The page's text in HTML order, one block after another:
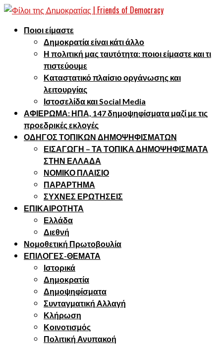
Ποιοι είμαστε
Δημοκρατία είναι κάτι άλλο
Η πολιτική μας ταυτότητα: ποιοι είμαστε και τι
πιστεύουμε
Καταστατικό πλαίσιο οργάνωσης και
λειτουργίας
Ιστοσελίδα και Social Media
ΑΦΙΕΡΩΜΑ: ΗΠΑ, 147 δημοψηφίσματα μαζί με τις
προεδρικές εκλογές
ΟΔΗΓΟΣ ΤΟΠΙΚΩΝ ΔΗΜΟΨΗΦΙΣΜΑΤΩΝ
ΕΙΣΑΓΩΓΗ – ΤΑ ΤΟΠΙΚΑ ΔΗΜΟΨΗΦΙΣΜΑΤΑ
ΣΤΗΝ ΕΛΛΑΔΑ
ΝΟΜΙΚΟ ΠΛΑΙΣΙΟ
ΠΑΡΑΡΤΗΜΑ
ΣΥΧΝΕΣ ΕΡΩΤΗΣΕΙΣ
ΕΠΙΚΑΙΡΟΤΗΤΑ
Ελλάδα
Διεθνή
Νομοθετική Πρωτοβουλία
ΕΠΙΛΟΓΕΣ-ΘΕΜΑΤΑ
Ιστορικά
Δημοκρατία
Δημοψηφίσματα
Συνταγματική Αλλαγή
Κλήρωση
Κοινοτισμός
Πολιτική Ανυπακοή